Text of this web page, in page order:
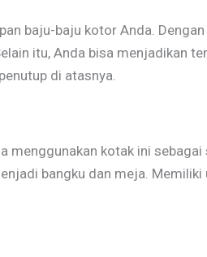
baju-baju kotor Anda.
itu, Anda bisa menjadikan
di atasnya.
menggunakan kotak ini
bangku dan meja.